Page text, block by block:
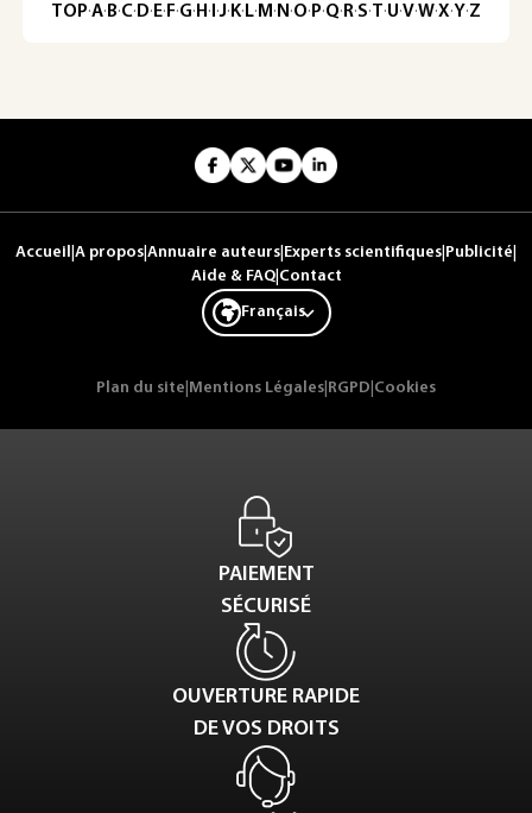
TOP·A·B·C· D· E· F·G· H · ·J· K· L· M · N ·O· P·Q· R·S·T·U·V·W·X·Y·Z
Accueil A propos Annuaire auteurs Experts scientifiques Publicité
Aide & FAQ| Contact
Français
Plan du site Mentions Légales RGPD Cookies
PAIEMENT
SÉCURISÉ
OUVERTURE RAPIDE
DE VOS DROITS